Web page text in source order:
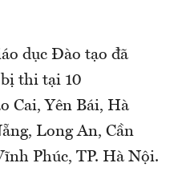
dục Đào tạo đã
thi tại 10
Cai, Yên Bái, Hà
Long An, Cần
Phúc, TP. Hà Nội.